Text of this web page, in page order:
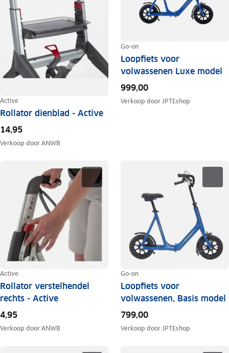
Active
Rollator dienblad - Active
14,95
Verkoop doorANWB
Go-on
Loopfiets voor
volwassenen Luxe model
999,00
Verkoop doorJPTEshop
Active
Rollator verstelhendel
rechts - Active
4,95
Verkoop doorANWB
Go-on
Loopfiets voor
volwassenen, Basis model
799,00
Verkoop doorJPTEshop